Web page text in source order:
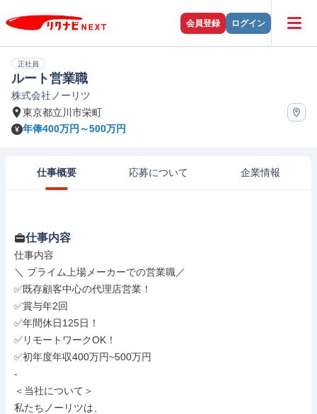
会員登録 ログイン
正社員
ルート営業職
株式会社ノーリツ
東京都立川市栄町
年俸400万円～500万円
仕事概要 応募について 企業情報
仕事内容
仕事内容
＼ プライム上場メーカーでの営業職／
✅既存顧客中心の代理店営業！
✅賞与年2回
✅年間休日125日！
✅リモートワークOK！
✅初年度年収400万円~500万円
-
＜当社について＞
私たちノーリツは、